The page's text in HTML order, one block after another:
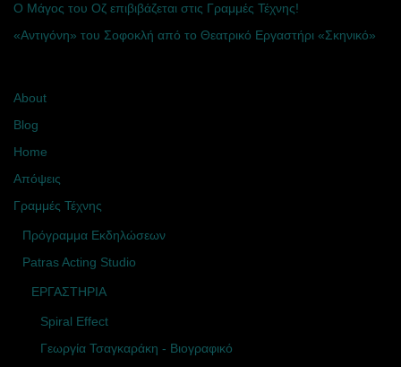
Ο Μάγος του Οζ επιβιβάζεται στις Γραμμές Τέχνης!
«Αντιγόνη» του Σοφοκλή από το Θεατρικό Εργαστήρι «Σκηνικό»
About
Blog
Home
Απόψεις
Γραμμές Τέχνης
Πρόγραμμα Εκδηλώσεων
Patras Acting Studio
ΕΡΓΑΣΤΗΡΙΑ
Spiral Effect
Γεωργία Τσαγκαράκη - Βιογραφικό